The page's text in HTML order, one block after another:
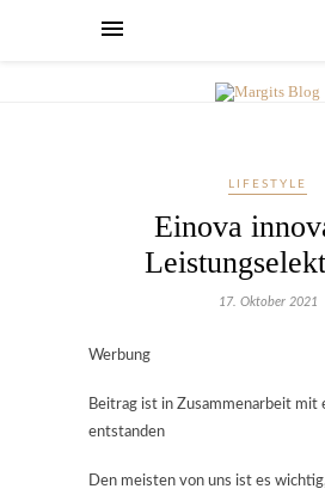
LIFESTYLE
Einova
17. Oktober 2021
Werbung
Beitrag ist in Zusammenarbeit mit
entstanden
Den meisten von uns ist es